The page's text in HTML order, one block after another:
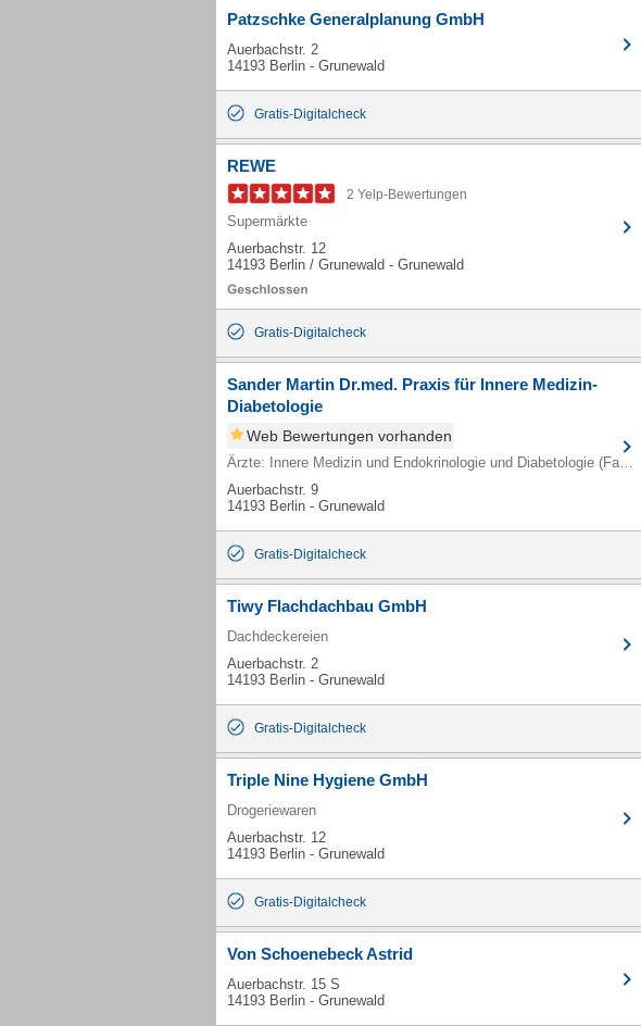
Patzschke Generalplanung GmbH
Auerbachstr. 2
14193 Berlin - Grunewald
Gratis-Digitalcheck
REWE
2 Yelp-Bewertungen
Supermärkte
Auerbachstr. 12
14193 Berlin / Grunewald - Grunewald
Gratis-Digitalcheck
Sander Martin Dr.med. Praxis für Innere Medizin-
Diabetologie
Web Bewertungen vorhanden
Ärzte: Innere Medizin und Endokrinologie und Diabetologie (Fachärzte)
Auerbachstr. 9
14193 Berlin - Grunewald
Gratis-Digitalcheck
Tiwy Flachdachbau GmbH
Dachdeckereien
Auerbachstr. 2
14193 Berlin - Grunewald
Gratis-Digitalcheck
Triple Nine Hygiene GmbH
Drogeriewaren
Auerbachstr. 12
14193 Berlin - Grunewald
Gratis-Digitalcheck
Von Schoenebeck Astrid
Auerbachstr. 15 S
14193 Berlin - Grunewald